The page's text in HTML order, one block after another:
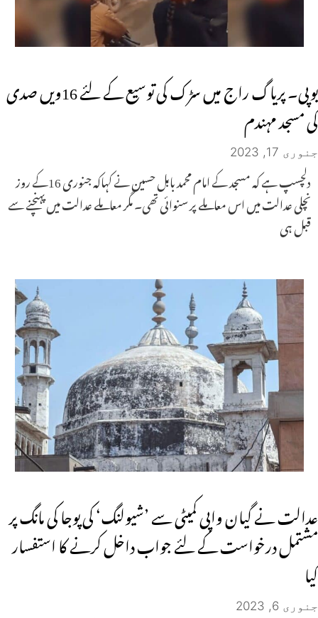
یوپی۔ پریاگ راج میں سڑک کی توسیع کے لئے 16ویں صدی
کی مسجد مہندم
جنوری 17, 2023
دلچسپ ہے کہ مسجد کے امام محمد بابل حسین نے کہاکہ جنوری 16کے روز
نچلی عدالت میں اس معاملے پر سنوائی تھی۔ مگر معاملے عدالت میں پہنچنے سے
قبل ہی
عدالت نے گیان واپی کمیٹی سے ’شیولنگ‘ کی پوجا کی مانگ پر
مشتمل درخواست کے لئے جواب داخل کرنے کا استفسار
کیا
جنوری 6, 2023